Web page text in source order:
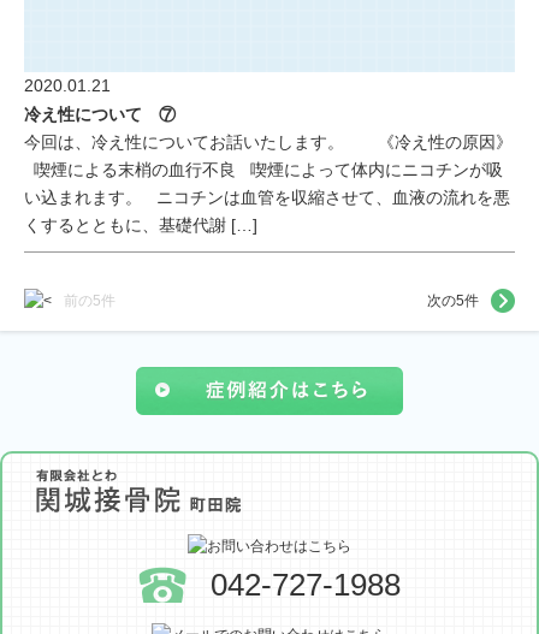
2020.01.21
冷え性について ⑦
今回は、冷え性についてお話いたします。 《冷え性の原因》
喫煙による末梢の血行不良 喫煙によって体内にニコチンが吸
い込まれます。 ニコチンは血管を収縮させて、血液の流れを悪
くするとともに、基礎代謝 […]
前の5件 次の5件
042-727-1988